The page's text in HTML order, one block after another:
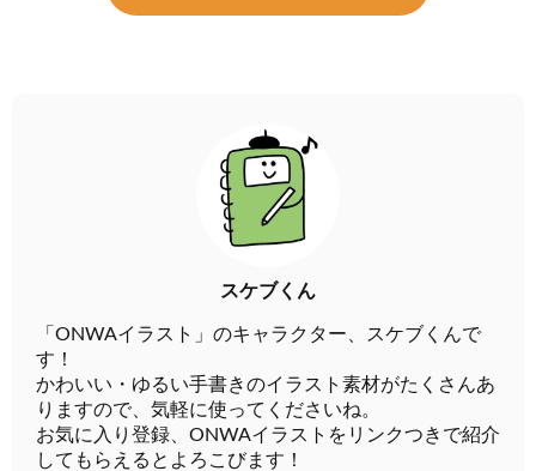
スケブくん
「ONWAイラスト」のキャラクター、スケブくんで
す！
かわいい・ゆるい手書きのイラスト素材がたくさんあ
りますので、気軽に使ってくださいね。
お気に入り登録、ONWAイラストをリンクつきで紹介
してもらえるとよろこびます！